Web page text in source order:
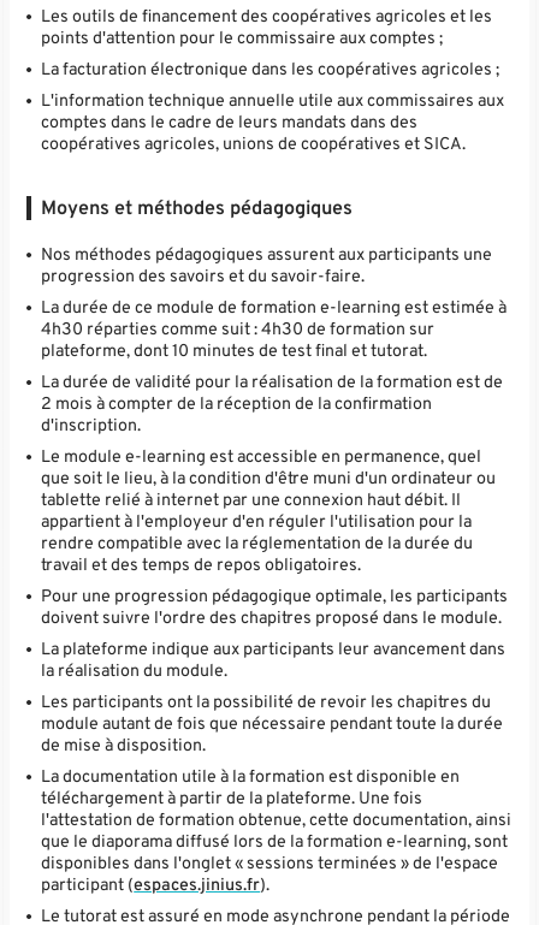
Les outils de financement des coopératives agricoles et les
points d'attention pour le commissaire aux comptes ;
La facturation électronique dans les coopératives agricoles ;
L'information technique annuelle utile aux commissaires aux
comptes dans le cadre de leurs mandats dans des
coopératives agricoles, unions de coopératives et SICA.
Moyens et méthodes pédagogiques
Nos méthodes pédagogiques assurent aux participants une
progression des savoirs et du savoir-faire.
La durée de ce module de formation e-learning est estimée à
4h30 réparties comme suit : 4h30 de formation sur
plateforme, dont 10 minutes de test final et tutorat.
La durée de validité pour la réalisation de la formation est de
2 mois à compter de la réception de la confirmation
d'inscription.
Le module e-learning est accessible en permanence, quel
que soit le lieu, à la condition d'être muni d'un ordinateur ou
tablette relié à internet par une connexion haut débit. Il
appartient à l'employeur d'en réguler l'utilisation pour la
rendre compatible avec la réglementation de la durée du
travail et des temps de repos obligatoires.
Pour une progression pédagogique optimale, les participants
doivent suivre l'ordre des chapitres proposé dans le module.
La plateforme indique aux participants leur avancement dans
la réalisation du module.
Les participants ont la possibilité de revoir les chapitres du
module autant de fois que nécessaire pendant toute la durée
de mise à disposition.
La documentation utile à la formation est disponible en
téléchargement à partir de la plateforme. Une fois
l'attestation de formation obtenue, cette documentation, ainsi
que le diaporama diffusé lors de la formation e-learning, sont
disponibles dans l'onglet « sessions terminées » de l'espace
participant (espaces.jinius.fr).
Le tutorat est assuré en mode asynchrone pendant la période